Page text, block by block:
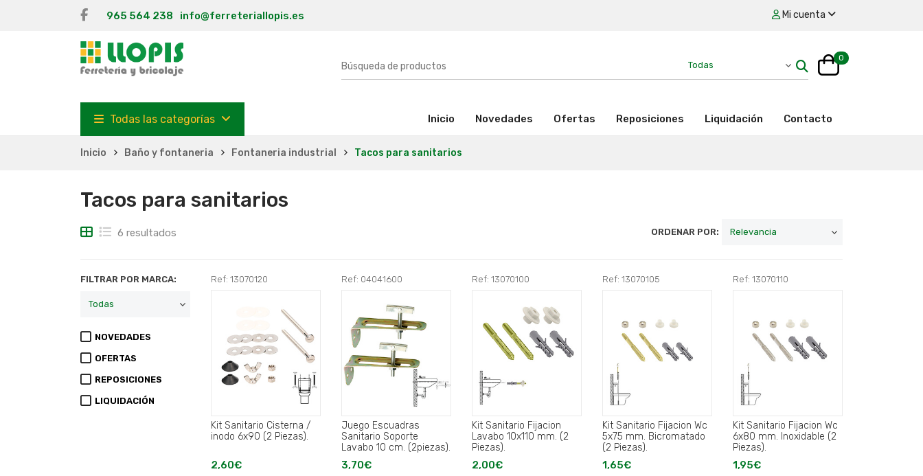
965 564 238 info@ferreteriallopis.es Mi cuenta
0
Todas las categorías Inicio (activo)Novedades Ofertas Reposiciones Liquidación Contacto
Inicio Baño y fontaneria Fontaneria industrial Tacos para sanitarios
Tacos para sanitarios
6 resultados ORDENAR POR:
FILTRAR POR MARCA:
NOVEDADES
OFERTAS
REPOSICIONES
LIQUIDACIÓN
Ref: 13070120
Kit Sanitario Cisterna /
inodo 6x90 (2 Piezas).
2,60€
Ref: 04041600
Juego Escuadras
Sanitario Soporte
Lavabo 10 cm. (2piezas).
3,70€
Ref: 13070100
Kit Sanitario Fijacion
Lavabo 10x110 mm. (2
Piezas).
2,00€
Ref: 13070105
Kit Sanitario Fijacion Wc
5x75 mm. Bicromatado
(2 Piezas).
1,65€
Ref: 13070110
Kit Sanitario Fijacion Wc
6x80 mm. Inoxidable (2
Piezas).
1,95€